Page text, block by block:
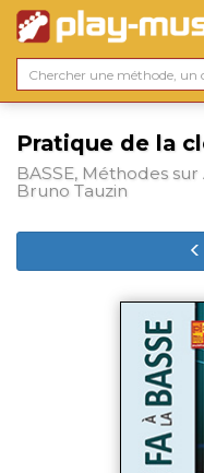
Pratique de la
BASSE, Méthodes
Bruno Tauzin